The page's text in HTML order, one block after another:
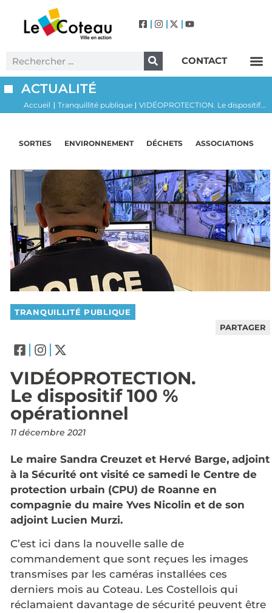
CONTACT
ACTUALITÉ
Accueil | Tranquillité publique | VIDÉOPROTECTION. Le dispositif...
SORTIES ENVIRONNEMENT DÉCHETS ASSOCIATIONS
TRANQUILLITÉ PUBLIQUE
PARTAGER
VIDÉOPROTECTION.
Le dispositif 100 %
opérationnel
11 décembre 2021
Le maire Sandra Creuzet et Hervé Barge, adjoint
à la Sécurité ont visité ce samedi le Centre de
protection urbain (CPU) de Roanne en
compagnie du maire Yves Nicolin et de son
adjoint Lucien Murzi.
C’est ici dans la nouvelle salle de
commandement que sont reçues les images
transmises par les caméras installées ces
derniers mois au Coteau. Les Costellois qui
réclamaient davantage de sécurité peuvent être